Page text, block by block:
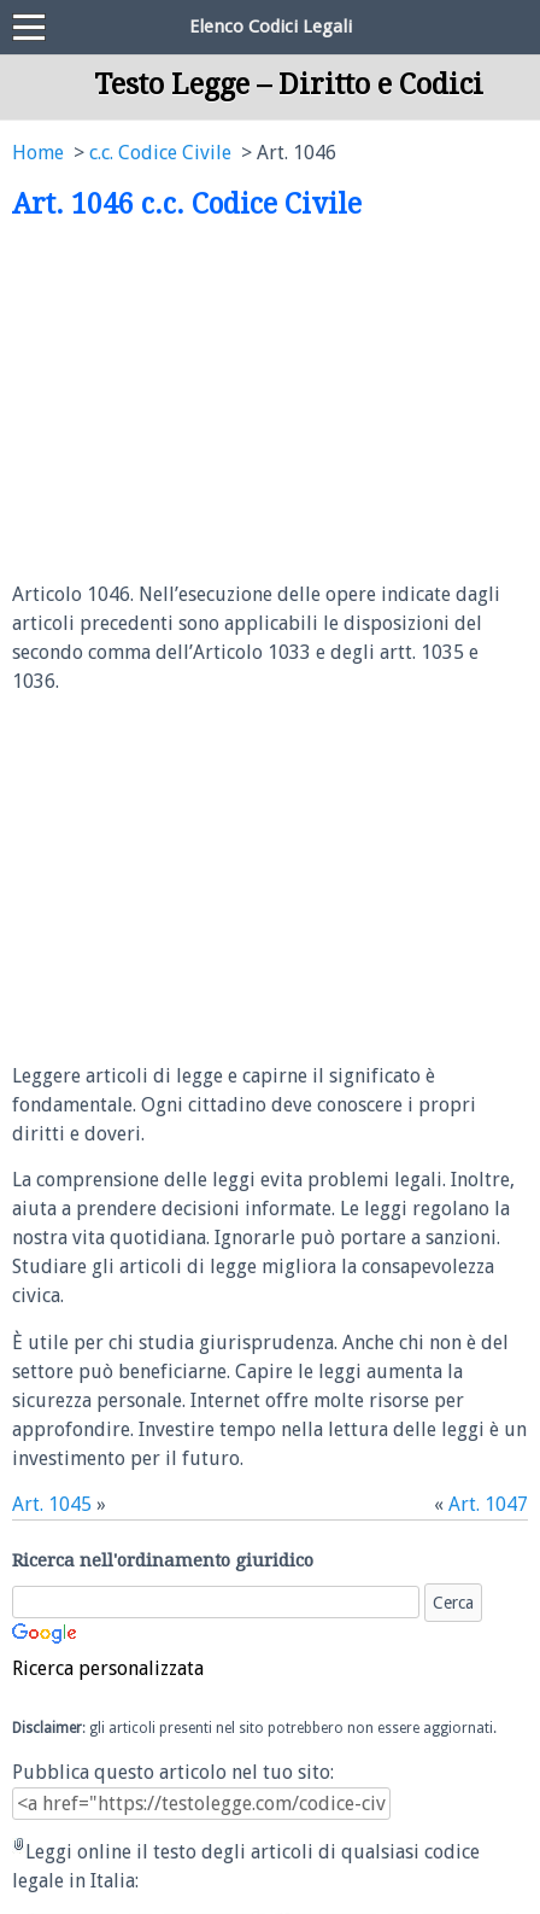
Elenco Codici Legali
Testo Legge – Diritto e Codici
Home c.c. Codice Civile Art. 1046
Art. 1046 c.c. Codice Civile
Articolo 1046. Nell’esecuzione delle opere indicate dagli
articoli precedenti sono applicabili le disposizioni del
secondo comma dell’Articolo 1033 e degli artt. 1035 e
1036.
Leggere articoli di legge e capirne il significato è
fondamentale. Ogni cittadino deve conoscere i propri
diritti e doveri.
La comprensione delle leggi evita problemi legali. Inoltre,
aiuta a prendere decisioni informate. Le leggi regolano la
nostra vita quotidiana. Ignorarle può portare a sanzioni.
Studiare gli articoli di legge migliora la consapevolezza
civica.
È utile per chi studia giurisprudenza. Anche chi non è del
settore può beneficiarne. Capire le leggi aumenta la
sicurezza personale. Internet offre molte risorse per
approfondire. Investire tempo nella lettura delle leggi è un
investimento per il futuro.
Art. 1045 » « Art. 1047
Ricerca nell'ordinamento giuridico
Ricerca personalizzata
Disclaimer: gli articoli presenti nel sito potrebbero non essere aggiornati.
Pubblica questo articolo nel tuo sito:
Leggi online il testo degli articoli di qualsiasi codice
legale in Italia: